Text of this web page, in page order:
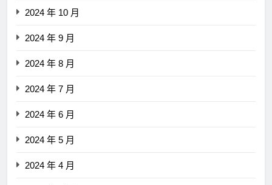
2024 年 10 月
2024 年 9 月
2024 年 8 月
2024 年 7 月
2024 年 6 月
2024 年 5 月
2024 年 4 月